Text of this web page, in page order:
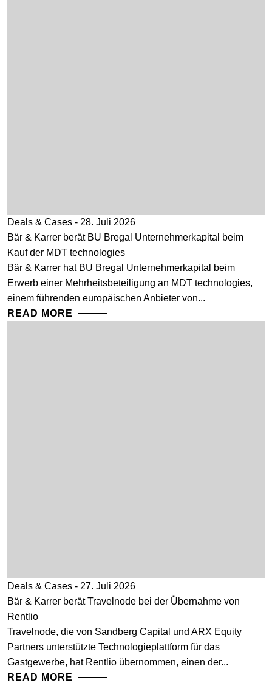
Deals & Cases - 28. Juli 2026
Bär & Karrer berät BU Bregal Unternehmerkapital beim
Kauf der MDT technologies
Bär & Karrer hat BU Bregal Unternehmerkapital beim
Erwerb einer Mehrheitsbeteiligung an MDT technologies,
einem führenden europäischen Anbieter von...
READ MORE
Deals & Cases - 27. Juli 2026
Bär & Karrer berät Travelnode bei der Übernahme von
Rentlio
Travelnode, die von Sandberg Capital und ARX Equity
Partners unterstützte Technologieplattform für das
Gastgewerbe, hat Rentlio übernommen, einen der...
READ MORE